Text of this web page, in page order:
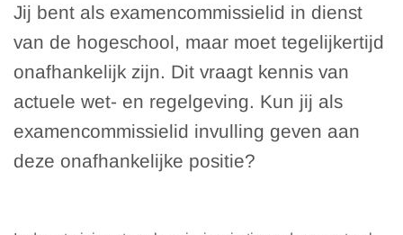
Jij bent als examencommissielid in dienst
van de hogeschool, maar moet tegelijkertijd
onafhankelijk zijn. Dit vraagt kennis van
actuele wet- en regelgeving. Kun jij als
examencommissielid invulling geven aan
deze onafhankelijke positie?